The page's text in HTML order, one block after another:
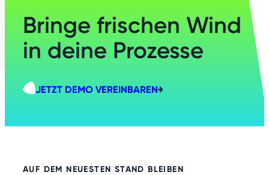
Bringe frischen Wind
in deine Prozesse
JETZT DEMO VEREINBAREN
AUF DEM NEUESTEN STAND BLEIBEN